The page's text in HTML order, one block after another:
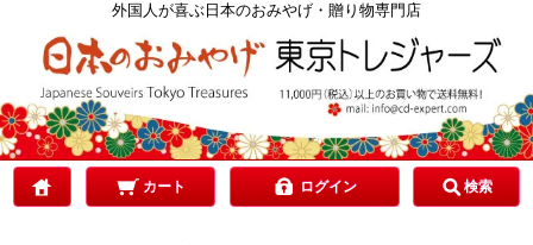
外国人が喜ぶ日本のおみやげ・贈り物専門店
カート ログイン 検索
ご予算で選ぶ
贈り先で選ぶ